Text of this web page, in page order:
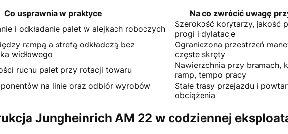
Co usprawnia w praktyce
Na co zwrócić uwagę
i odkładanie palet w alejkach roboczych
Szerokość korytarzy, jakość
progi i dylatacje
rampą a strefą odkładczą bez
widłowego
Ograniczona przestrzeń
częste skręty
ruchu palet przy rotacji towaru
Nawierzchnia przy bramach,
ramp, tempo pracy
na linie oraz odbiór wyrobów
Stałe trasy przejazdu i
obciążenia
Jungheinrich AM 22 w codziennej